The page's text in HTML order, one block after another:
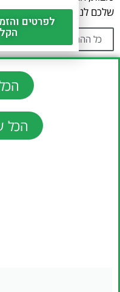
שלכם לנגיש, מהנה ומלא
כל ההמלצות
הכל